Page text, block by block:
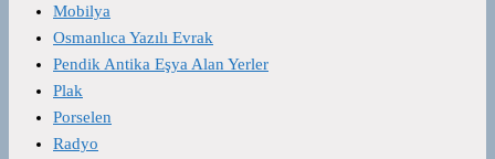
Mobilya
Osmanlıca Yazılı Evrak
Pendik Antika Eşya Alan Yerler
Plak
Porselen
Radyo